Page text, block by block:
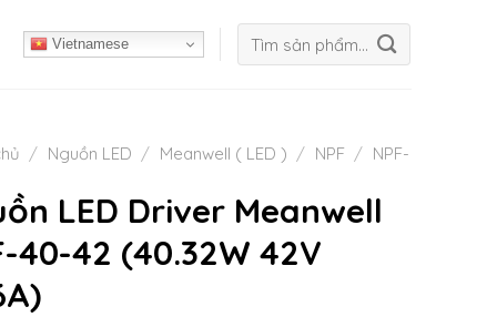
Vietnamese
kiếm:
/ Nguồn LED / Meanwell ( LED ) / NPF / NPF-
LED Driver Meanwell
40-42 (40.32W 42V